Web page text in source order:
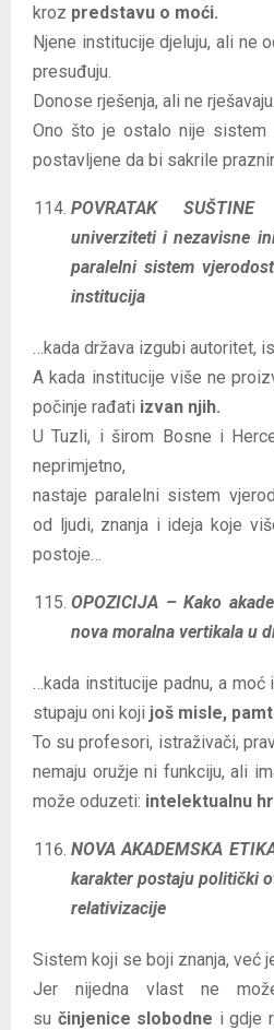
kroz predstavu o moći.
Njene institucije djeluju, ali ne
presuđuju.
Donose rješenja, ali ne rješavaju…
Ono što je ostalo nije
postavljene da bi sakrile
POVRATAK
univerziteti i nezavisne
paralelni sistem
institucija
…kada država izgubi autoritet,
A kada institucije više ne
počinje rađati izvan njih.
U Tuzli, i širom Bosne i
neprimjetno,
nastaje paralelni sistem
od ljudi, znanja i ideja koje
postoje…
OPOZICIJA – Kako
nova moralna vertikala u
…kada institucije padnu, a
stupaju oni koji još misle,
To su profesori, istraživači,
nemaju oružje ni funkciju, ali
može oduzeti: intelektualnu
NOVA AKADEMSKA
karakter postaju politički
relativizacije
Sistem koji se boji znanja, već
Jer nijedna vlast ne
su činjenice slobodne i gdje